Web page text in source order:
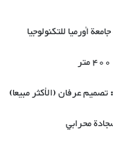
أورميا للتكنولوجيا
400 متر
تصميم عرفان (الأكثر مبيعا)
محرابي